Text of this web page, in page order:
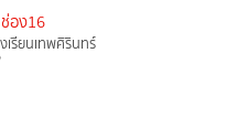
อง16
เรียนเทพศิรินทร์